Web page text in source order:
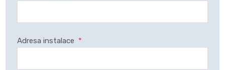
Adresa instalace *